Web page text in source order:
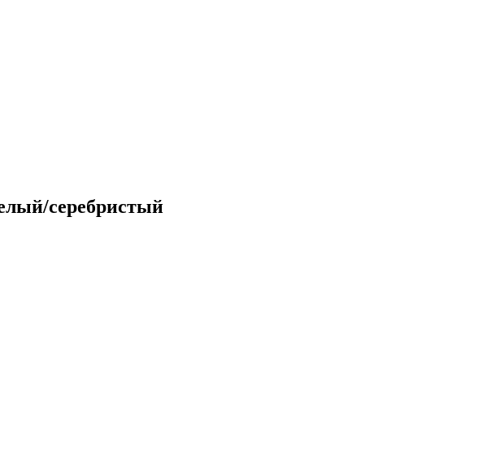
серебристый